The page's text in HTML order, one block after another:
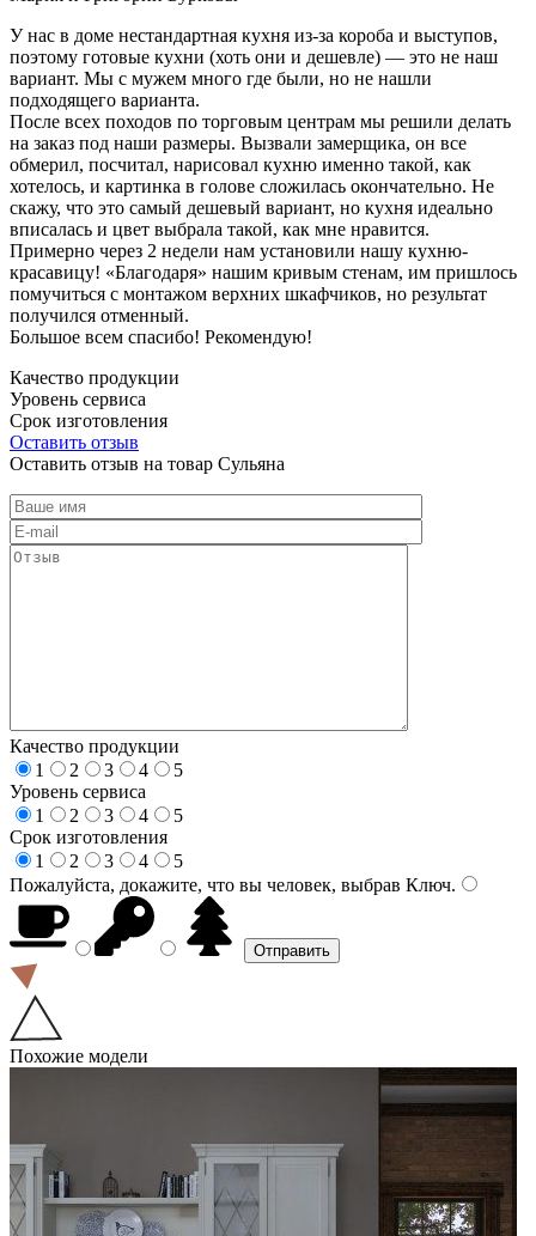
У нас в доме нестандартная кухня из-за короба и выступов,
поэтому готовые кухни (хоть они и дешевле) — это не наш
вариант. Мы с мужем много где были, но не нашли
подходящего варианта.
После всех походов по торговым центрам мы решили делать
на заказ под наши размеры. Вызвали замерщика, он все
обмерил, посчитал, нарисовал кухню именно такой, как
хотелось, и картинка в голове сложилась окончательно. Не
скажу, что это самый дешевый вариант, но кухня идеально
вписалась и цвет выбрала такой, как мне нравится.
Примерно через 2 недели нам установили нашу кухню-
красавицу! «Благодаря» нашим кривым стенам, им пришлось
помучиться с монтажом верхних шкафчиков, но результат
получился отменный.
Большое всем спасибо! Рекомендую!
Качество продукции
Уровень сервиса
Срок изготовления
Оставить отзыв
Оставить отзыв на товар Сульяна
Качество продукции
1
2 3 4
5
Уровень сервиса
1
2 3 4
5
Срок изготовления
1
2 3 4
5
Пожалуйста, докажите, что вы человек, выбрав Ключ.
Похожие модели